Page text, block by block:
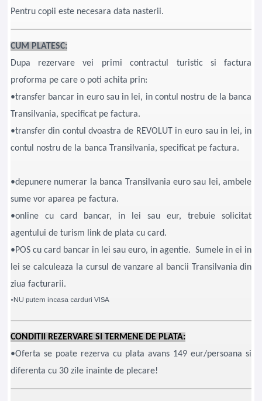
Pentru copii este necesara data nasterii.
CUM PLATESC:
Dupa rezervare vei primi contractul turistic si factura
proforma pe care o poti achita prin:
•transfer bancar in euro sau in lei, in contul nostru de la banca
Transilvania, specificat pe factura.
•transfer din contul dvoastra de REVOLUT in euro sau in lei, in
contul nostru de la banca Transilvania, specificat pe factura.
•depunere numerar la banca Transilvania euro sau lei, ambele
sume vor aparea pe factura.
•online cu card bancar, in lei sau eur, trebuie solicitat
agentului de turism link de plata cu card.
•POS cu card bancar in lei sau euro, in agentie. Sumele in ei in
lei se calculeaza la cursul de vanzare al bancii Transilvania din
ziua facturarii.
•NU putem incasa carduri VISA
CONDITII REZERVARE SI TERMENE DE PLATA:
•Oferta se poate rezerva cu plata avans 149 eur/persoana si
diferenta cu 30 zile inainte de plecare!